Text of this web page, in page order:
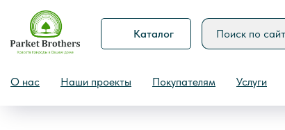
Каталог
О нас Наши проекты Покупателям Услуги